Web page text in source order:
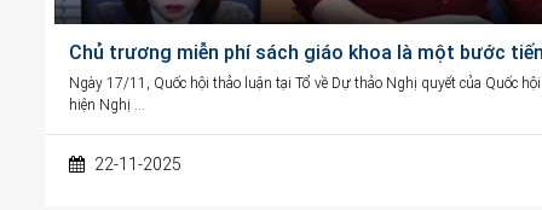
Chủ trương miễn phí sách giáo khoa là một bước
Ngày 17/11, Quốc hội thảo luận tại Tổ về Dự thảo Nghị quyết của Quốc
hiện Nghị …
22-11-2025